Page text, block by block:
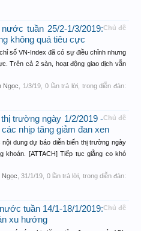
Chủ đề
tuần 25/2-1/3/2019:
không quá tiêu cực
số VN-Index đã có sự điều chỉnh nhưng
Trên cả 2 sàn, hoạt động giao dịch vẫn
Ngọc 1/3/19 , 0 lần trả lời, trong diễn đàn:
Chủ đề
trường ngày 1/2/2019 -
nhịp tăng giảm đan xen
nội dung dự báo diễn biến thị trường ngày
khoán. [ATTACH] Tiếp tục giằng co khó
Ngọc ,31/1/19 , 0 lần trả lời, trong diễn đàn:
Chủ đề
tuần 14/1-18/1/2019:
xu hướng